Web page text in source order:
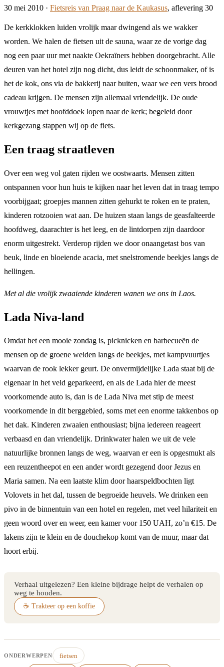
30 mei 2010 · Fietsreis van Praag naar de Kaukasus, aflevering 30
De kerkklokken luiden vrolijk maar dwingend als we wakker
worden. We halen de fietsen uit de sauna, waar ze de vorige dag
nog een paar uur met naakte Oekraïners hebben doorgebracht. Alle
deuren van het hotel zijn nog dicht, dus leidt de schoonmaker, of is
het de kok, ons via de bakkerij naar buiten, waar we een vers brood
cadeau krijgen. De mensen zijn allemaal vriendelijk. De oude
vrouwtjes met hoofddoek lopen naar de kerk; begeleid door
kerkgezang stappen wij op de fiets.
Een traag straatleven
Over een weg vol gaten rijden we oostwaarts. Mensen zitten
ontspannen voor hun huis te kijken naar het leven dat in traag tempo
voorbijgaat; groepjes mannen zitten gehurkt te roken en te praten,
kinderen rotzooien wat aan. De huizen staan langs de geasfalteerde
hoofdweg, daarachter is het leeg, en de lintdorpen zijn daardoor
enorm uitgestrekt. Verderop rijden we door onaangetast bos van
beuk, linde en bloeiende acacia, met snelstromende beekjes langs de
hellingen.
Met al die vrolijk zwaaiende kinderen wanen we ons in Laos.
Lada Niva-land
Omdat het een mooie zondag is, picknicken en barbecueën de
mensen op de groene weiden langs de beekjes, met kampvuurtjes
waarvan de rook lekker geurt. De onvermijdelijke Lada staat bij de
eigenaar in het veld geparkeerd, en als de Lada hier de meest
voorkomende auto is, dan is de Lada Niva met stip de meest
voorkomende in dit berggebied, soms met een enorme takkenbos op
het dak. Kinderen zwaaien enthousiast; bijna iedereen reageert
verbaasd en dan vriendelijk. Drinkwater halen we uit de vele
natuurlijke bronnen langs de weg, waarvan er een is opgesmukt als
een reuzentheepot en een ander wordt gezegend door Jezus en
Maria samen. Na een laatste klim door haarspeldbochten ligt
Volovets in het dal, tussen de begroeide heuvels. We drinken een
pivo in de binnentuin van een hotel en regelen, met veel hilariteit en
geen woord over en weer, een kamer voor 150 UAH, zo’n €15. De
lakens zijn te klein en de douchekop komt van de muur, maar dat
hoort erbij.
Verhaal uitgelezen? Een kleine bijdrage helpt de verhalen op
weg te houden.
☕ Trakteer op een koffie
ONDERWERPEN fietsen